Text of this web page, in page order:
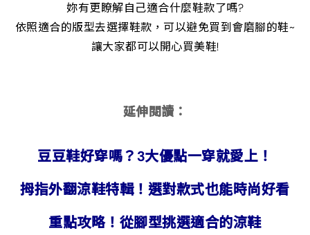
妳有更瞭解自己適合什麼鞋款了嗎?
依照適合的版型去選擇鞋款，可以避免買到會磨腳的鞋~
讓大家都可以開心買美鞋!
延伸閱讀：
豆豆鞋好穿嗎？3大優點一穿就愛上！
拇指外翻涼鞋特輯！選對款式也能時尚好看
重點攻略！從腳型挑選適合的涼鞋